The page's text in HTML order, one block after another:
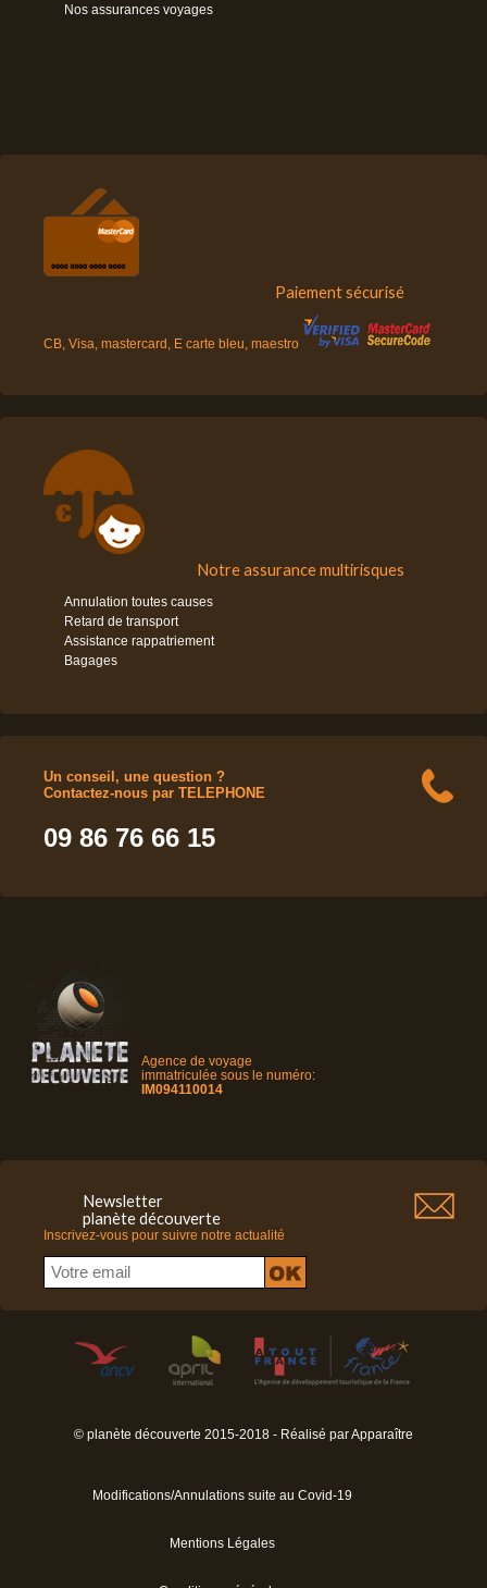
Nos assurances voyages
Paiement sécurisé
CB, Visa, mastercard, E carte bleu, maestro
Notre assurance multirisques
Annulation toutes causes
Retard de transport
Assistance rappatriement
Bagages
Un conseil, une question ?
Contactez-nous par TELEPHONE
09 86 76 66 15
Agence de voyage
immatriculée sous le numéro:
IM094110014
Newsletter
planète découverte
Inscrivez-vous pour suivre notre actualité
© planète découverte 2015-2018 - Réalisé parApparaître
Modifications/Annulations suite au Covid-19
Mentions Légales